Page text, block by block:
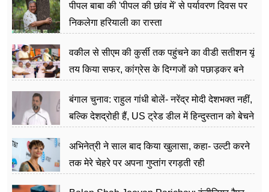
पीपल बाबा की 'पीपल की छांव में' से पर्यावरण दिवस पर
निकलेगा हरियाली का रास्ता
वकील से सीएम की कुर्सी तक पहुंचने का वीडी सतीशन यूं
तय किया सफर, कांग्रेस के दिग्गजों को पछाड़कर बने
बंगाल चुनाव: राहुल गांधी बोलें- नरेंद्र मोदी देशभक्त नहीं,
बल्कि देशद्रोही हैं, US ट्रेड डील में हिन्दुस्तान को बेचने
अभिनेत्री ने साल बाद किया खुलासा, कहा- उल्टी करने
तक मेरे चेहरे पर अपना गुप्तांग रगड़ती रही